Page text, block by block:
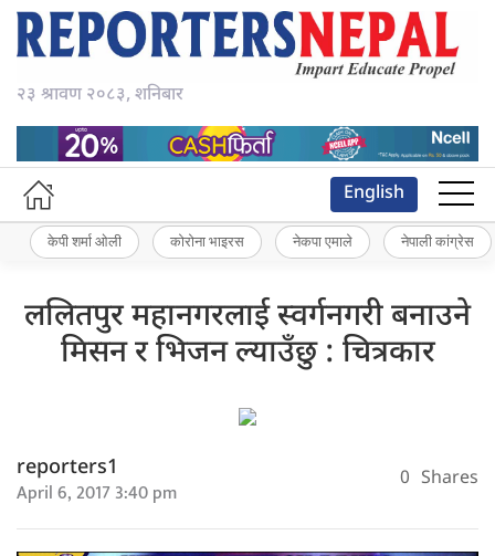
२३ श्रावण २०८३, शनिबार
English
केपी शर्मा ओली कोरोना भाइरस नेकपा एमाले नेपाली कांग्रेस
ललितपुर महानगरलाई स्वर्गनगरी बनाउने
मिसन र भिजन ल्याउँछु : चित्रकार
reporters1
April 6, 2017 3:40 pm 0 Shares